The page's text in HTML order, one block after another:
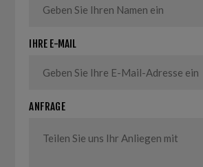
IHRE E-MAIL
ANFRAGE